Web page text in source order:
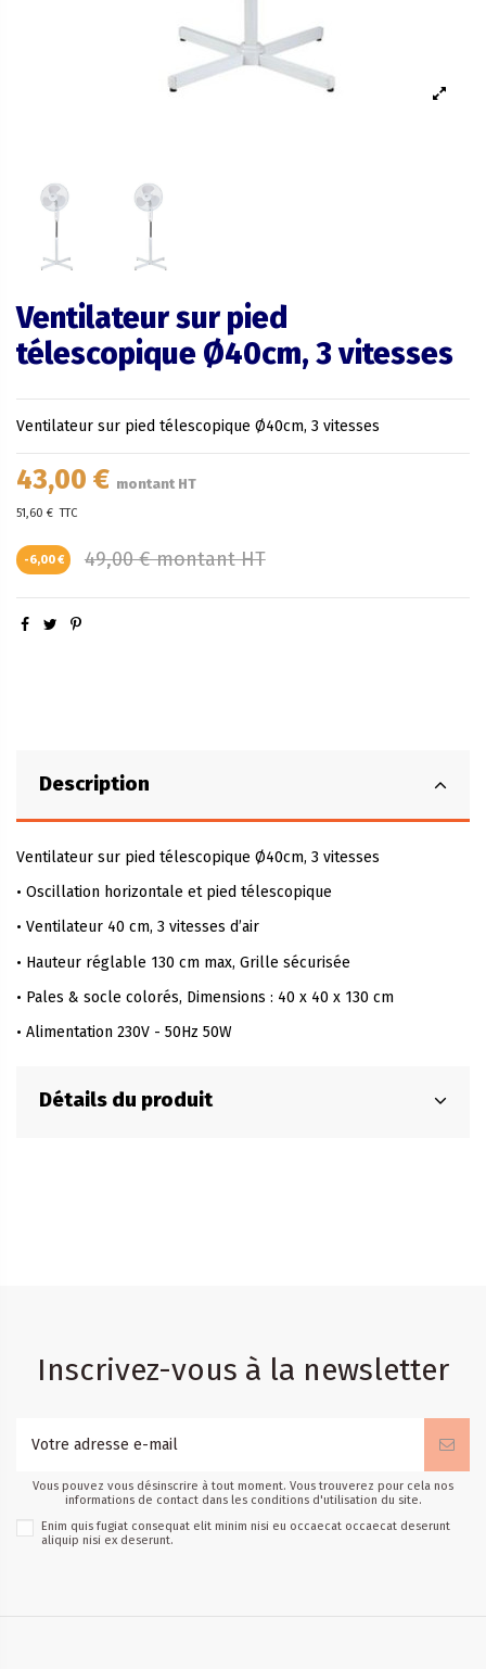
Ventilateur sur pied
télescopique Ø40cm, 3 vitesses
Ventilateur sur pied télescopique Ø40cm, 3 vitesses
43,00 € montant HT
51,60 € TTC
-6,00 € 49,00 € montant HT
Description
Ventilateur sur pied télescopique Ø40cm, 3 vitesses
• Oscillation horizontale et pied télescopique
• Ventilateur 40 cm, 3 vitesses d’air
• Hauteur réglable 130 cm max, Grille sécurisée
• Pales & socle colorés, Dimensions : 40 x 40 x 130 cm
• Alimentation 230V - 50Hz 50W
Détails du produit
Inscrivez-vous à la newsletter
Vous pouvez vous désinscrire à tout moment. Vous trouverez pour cela nos
informations de contact dans les conditions d'utilisation du site.
Enim quis fugiat consequat elit minim nisi eu occaecat occaecat deserunt
aliquip nisi ex deserunt.